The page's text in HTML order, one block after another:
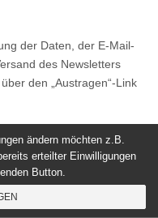
der Daten, der E-Mail-
des Newsletters
den „Austragen“-Link
ändern möchten z.B.
erteilter Einwilligungen
Button.